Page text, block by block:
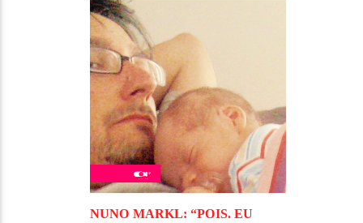
NUNO MARKL: “POIS. EU